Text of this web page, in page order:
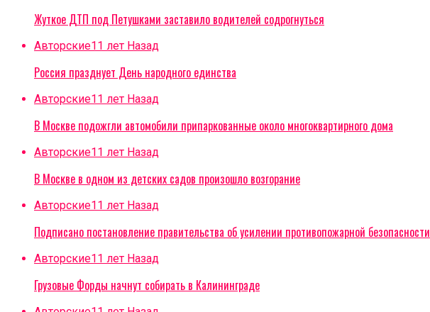
Жуткое ДТП под Петушками заставило водителей содрогнуться
Авторские11 лет Назад
Россия празднует День народного единства
Авторские11 лет Назад
В Москве подожгли автомобили припаркованные около многоквартирного дома
Авторские11 лет Назад
В Москве в одном из детских садов произошло возгорание
Авторские11 лет Назад
Подписано постановление правительства об усилении противопожарной безопасности
Авторские11 лет Назад
Грузовые Форды начнут собирать в Калининграде